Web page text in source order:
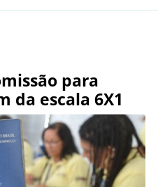
para
da escala 6X1